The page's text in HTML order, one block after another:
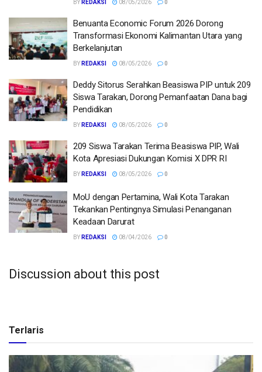
BY REDAKSI 08/05/2026 0
Benuanta Economic Forum 2026 Dorong
Transformasi Ekonomi Kalimantan Utara yang
Berkelanjutan
BY REDAKSI 08/05/2026 0
Deddy Sitorus Serahkan Beasiswa PIP untuk 209
Siswa Tarakan, Dorong Pemanfaatan Dana bagi
Pendidikan
BY REDAKSI 08/05/2026 0
209 Siswa Tarakan Terima Beasiswa PIP, Wali
Kota Apresiasi Dukungan Komisi X DPR RI
BY REDAKSI 08/05/2026 0
MoU dengan Pertamina, Wali Kota Tarakan
Tekankan Pentingnya Simulasi Penanganan
Keadaan Darurat
BY REDAKSI 08/04/2026 0
Discussion about this post
Terlaris